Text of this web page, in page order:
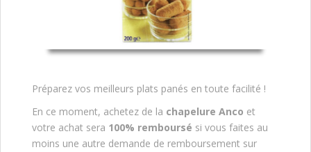
Préparez vos meilleurs plats panés en toute facilité !
En ce moment, achetez de la chapelure Anco et
votre achat sera 100% remboursé si vous faites au
moins une autre demande de remboursement sur